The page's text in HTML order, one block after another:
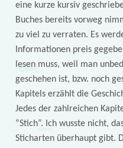
eine kurze kursiv
Buches bereits vorweg
zu viel zu verraten. Es
Informationen preis
lesen muss, weil man
geschehen ist, bzw. noch
Kapitels erzählt die
Jedes der zahlreichen
“Stich”. Ich wusste nicht,
Sticharten überhaupt gibt.